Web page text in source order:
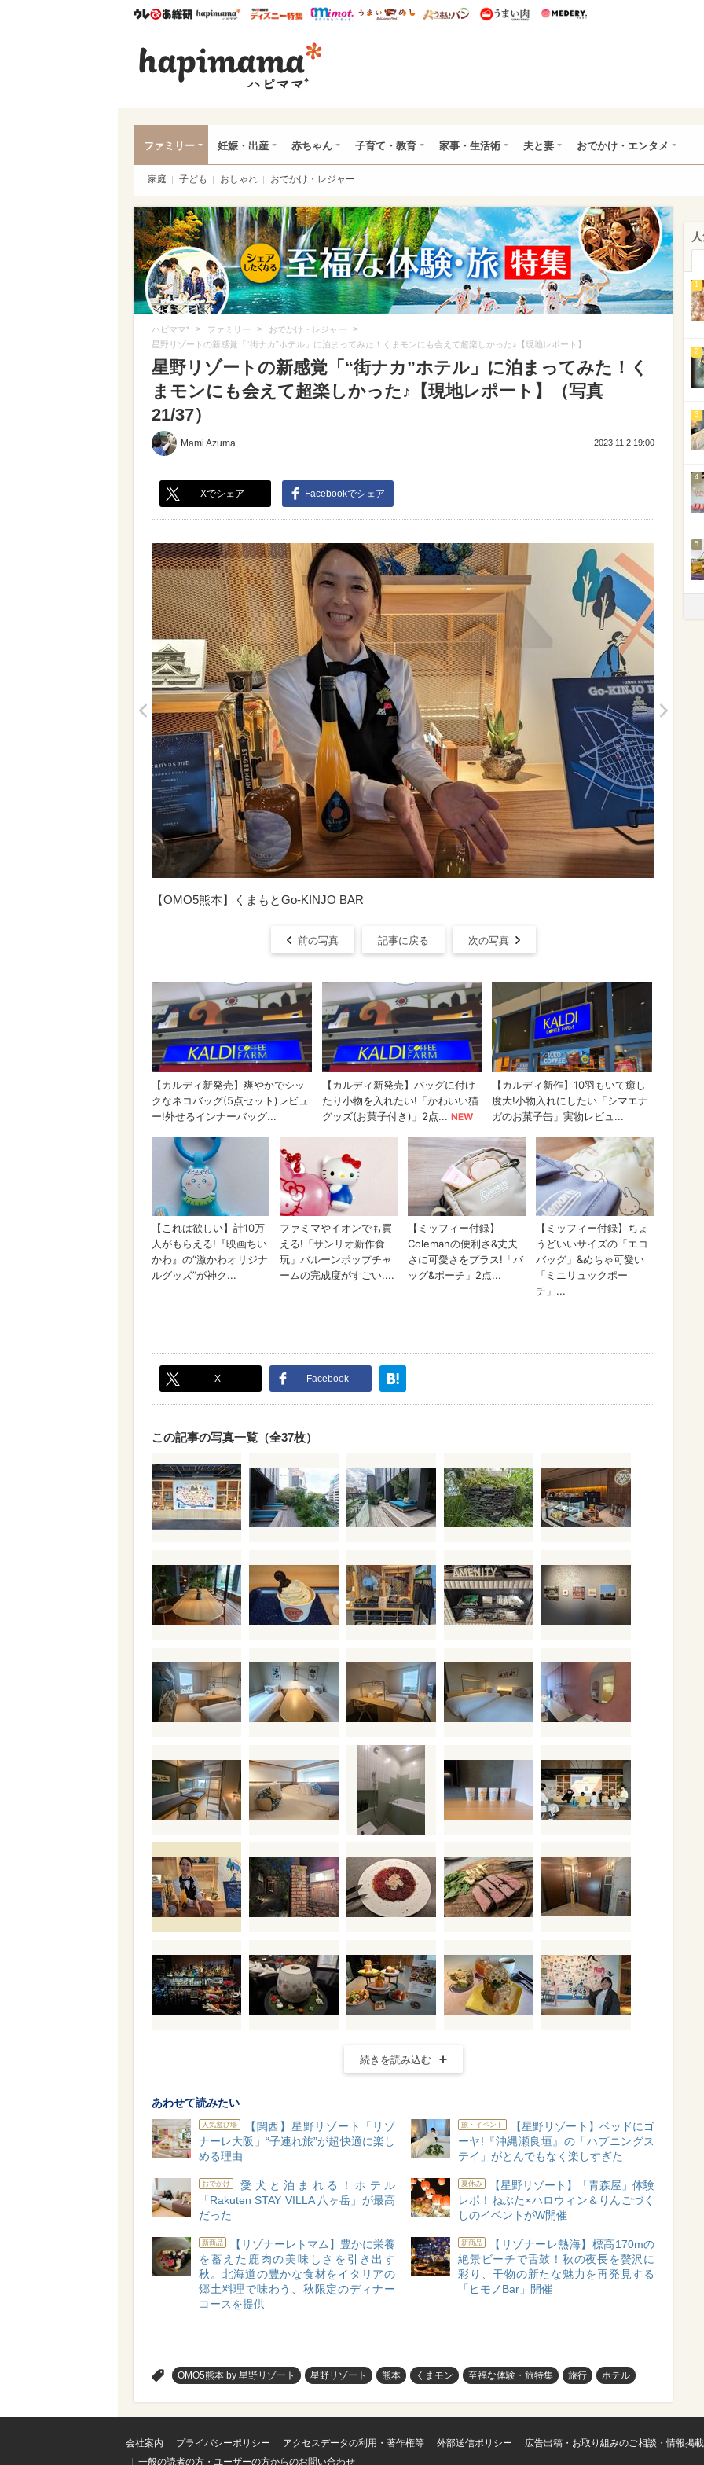
ウレぴあ総研ハピママ* ウレぴあ総研 ディズニー特集
mimot. うまいめし うまいパン うまい肉
ファミリー 妊娠・出産 赤ちゃん 子育て・教育 家事・生活術 夫と妻 おでかけ・エンタメ
家庭 子ども おしゃれ おでかけ・レジャー
ハピママ* > ファミリー > おでかけ・レジャー >
星野リゾートの新感覚「“街ナカ”ホテル」に泊まってみた！くまモンにも会えて超楽しかった♪【現地レポート】
星野リゾートの新感覚「“街ナカ”ホテル」に泊まってみた！く
まモンにも会えて超楽しかった♪【現地レポート】（写真
21/37）
Mami Azuma 2023.11.2 19:00
Xでシェア Facebookでシェア
【OMO5熊本】くまもとGo-KINJO BAR
前の写真 記事に戻る 次の写真
X Facebook
この記事の写真一覧（全37枚）
続きを読み込む
あわせて読みたい
人気遊び場
【関西】星野リゾート「リゾ
ナーレ大阪」“子連れ旅”が超快適に楽し
める理由
旅・イベント
【星野リゾート】ベッドにゴ
ーヤ!『沖縄瀬良垣』の「ハプニングス
テイ」がとんでもなく楽しすぎた
おでかけ
愛犬と泊まれる！ホテル
「Rakuten STAY VILLA 八ヶ岳」が最高
だった
夏休み
【星野リゾート】「青森屋」体験
レポ！ねぶた×ハロウィン＆りんごづく
しのイベントがW開催
新商品
【リゾナーレトマム】豊かに栄養
を蓄えた鹿肉の美味しさを引き出す
秋。北海道の豊かな食材をイタリアの
郷土料理で味わう、秋限定のディナー
コースを提供
新商品
【リゾナーレ熱海】標高170mの
絶景ビーチで舌鼓！秋の夜長を贅沢に
彩り、干物の新たな魅力を再発見する
「ヒモノBar」開催
OMO5熊本 by 星野リゾート 星野リゾート 熊本 くまモン 至福な体験・旅特集 旅行 ホテル
1
2
3
4
5
会社案内 プライバシーポリシー アクセスデータの利用・著作権等 外部送信ポリシー
広告出稿・お取り組みのご相談・情報掲
一般の読者の方・ユーザーの方からのお問い合わせ